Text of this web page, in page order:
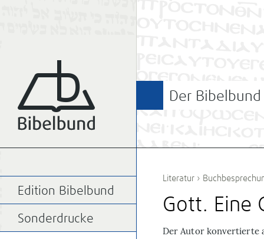
Der Bibelbund
Literatur ›
Gott. Eine
Der Autor konvertierte
Edition Bibelbund
Sonderdrucke